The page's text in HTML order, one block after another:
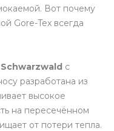
Вот почему
Gore-Tex всегда
с
разработана из
высокое
на пересечённом
от потери тепла.